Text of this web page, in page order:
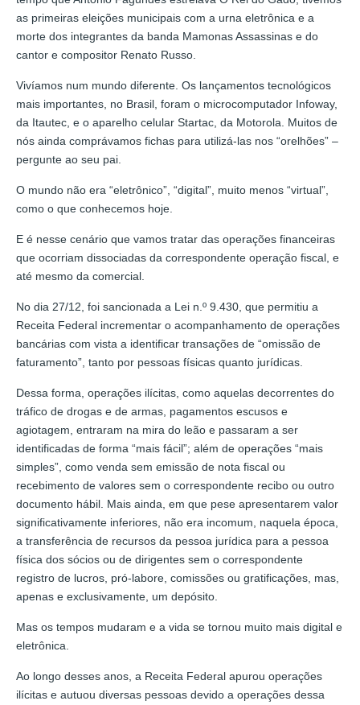
as primeiras eleições municipais com a urna eletrônica e a
morte dos integrantes da banda Mamonas Assassinas e do
cantor e compositor Renato Russo.
Vivíamos num mundo diferente. Os lançamentos tecnológicos
mais importantes, no Brasil, foram o microcomputador Infoway,
da Itautec, e o aparelho celular Startac, da Motorola. Muitos de
nós ainda comprávamos fichas para utilizá-las nos “orelhões” –
pergunte ao seu pai.
O mundo não era “eletrônico”, “digital”, muito menos “virtual”,
como o que conhecemos hoje.
E é nesse cenário que vamos tratar das operações financeiras
que ocorriam dissociadas da correspondente operação fiscal, e
até mesmo da comercial.
No dia 27/12, foi sancionada a Lei n.º 9.430, que permitiu a
Receita Federal incrementar o acompanhamento de operações
bancárias com vista a identificar transações de “omissão de
faturamento”, tanto por pessoas físicas quanto jurídicas.
Dessa forma, operações ilícitas, como aquelas decorrentes do
tráfico de drogas e de armas, pagamentos escusos e
agiotagem, entraram na mira do leão e passaram a ser
identificadas de forma “mais fácil”; além de operações “mais
simples”, como venda sem emissão de nota fiscal ou
recebimento de valores sem o correspondente recibo ou outro
documento hábil. Mais ainda, em que pese apresentarem valor
significativamente inferiores, não era incomum, naquela época,
a transferência de recursos da pessoa jurídica para a pessoa
física dos sócios ou de dirigentes sem o correspondente
registro de lucros, pró-labore, comissões ou gratificações, mas,
apenas e exclusivamente, um depósito.
Mas os tempos mudaram e a vida se tornou muito mais digital e
eletrônica.
Ao longo desses anos, a Receita Federal apurou operações
ilícitas e autuou diversas pessoas devido a operações dessa